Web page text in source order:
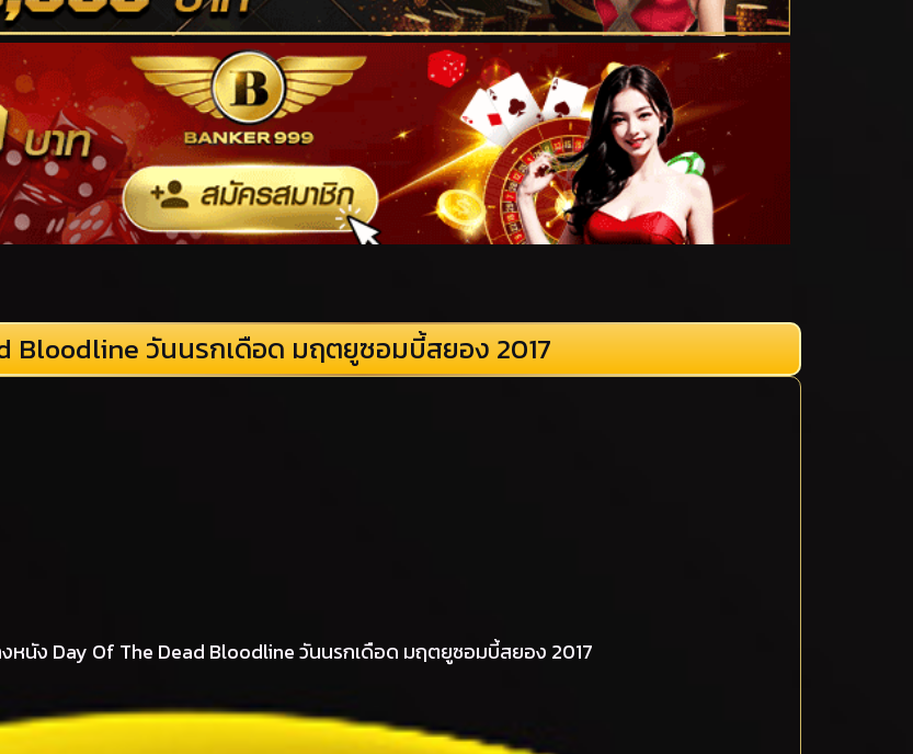
Bloodline วันนรกเดือด มฤตยูซอมบี้สยอง 2017
หนัง Day Of The Dead Bloodline วันนรกเดือด มฤตยูซอมบี้สยอง 2017